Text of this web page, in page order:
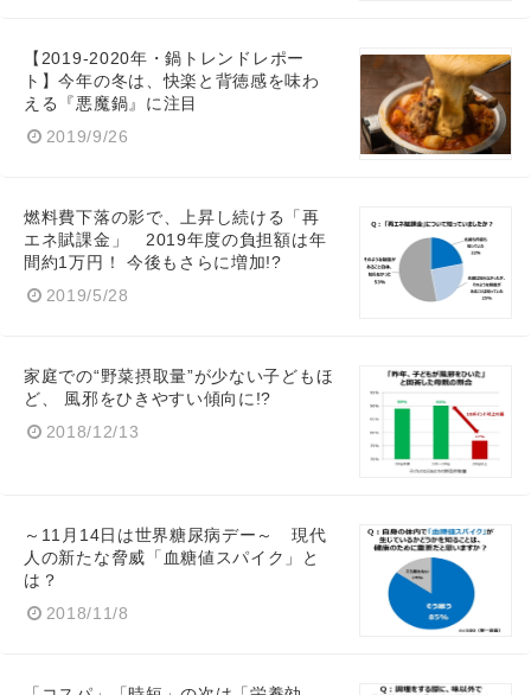
【2019-2020年・鍋トレンドレポー
ト】今年の冬は、快楽と背徳感を味わ
える『悪魔鍋』に注目
2019/9/26
燃料費下落の影で、上昇し続ける「再
エネ賦課金」 2019年度の負担額は年
間約1万円！ 今後もさらに増加!?
2019/5/28
家庭での“野菜摂取量”が少ない子どもほ
ど、 風邪をひきやすい傾向に!?
2018/12/13
～11月14日は世界糖尿病デー～ 現代
人の新たな脅威「血糖値スパイク」と
は？
2018/11/8